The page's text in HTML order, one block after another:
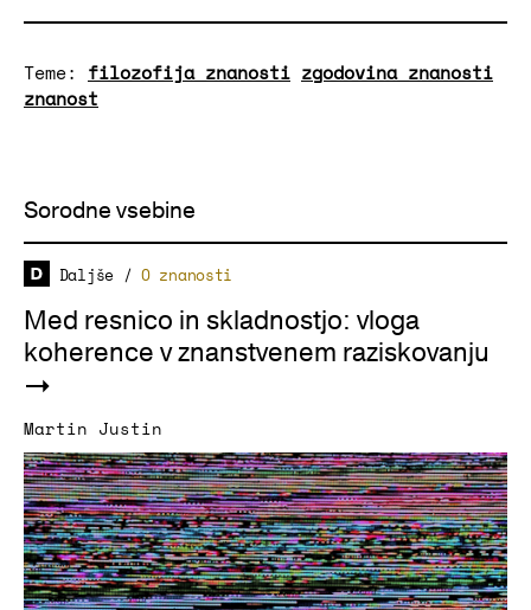
Teme: filozofija znanosti zgodovina znanosti
znanost
Sorodne vsebine
Daljše /O znanosti
Med resnico in skladnostjo: vloga
koherence v znanstvenem raziskovanju
Martin Justin